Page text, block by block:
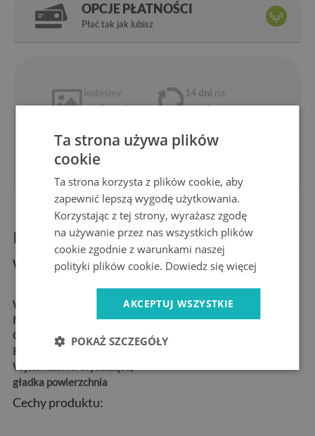
OPCJE PŁATNOŚCI
Płać tak jak lubisz
Jesteśmy
producentem
14 dni na
zwrot
dostawa
zakupy
1 rok
Informacje o produkcie:
Wymiary produktu:
Wymiary:
Materiał:
szkło hartowane
Grubość: 4 mm
Kształt:
okrągły
Wykończenie:
gładka powierzchnia
Cechy produktu:
Ta strona używa plików
cookie
Ta strona korzysta z plików cookie, aby
zapewnić lepszą wygodę użytkowania.
Korzystając z tej strony, wyrażasz zgodę
na używanie przez nas wszystkich plików
cookie zgodnie z warunkami naszej
polityki plików cookie. Dowiedz się więcej
AKCEPTUJ WSZYSTKIE
POKAŻ SZCZEGÓŁY